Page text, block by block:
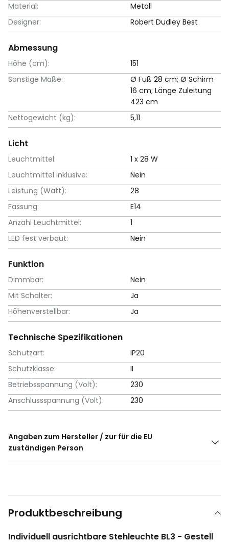
Material:
Metall
Designer:
Robert Dudley Best
Abmessung
Höhe (cm):
151
Sonstige Maße:
Ø Fuß 28 cm; Ø Schirm
16 cm; Länge Zuleitung
423 cm
Nettogewicht (kg):
5,11
Licht
Leuchtmittel:
1 x 28 W
Leuchtmittel inklusive:
Nein
Leistung (Watt):
28
Fassung:
E14
Anzahl Leuchtmittel:
1
LED fest verbaut:
Nein
Funktion
Dimmbar:
Nein
Mit Schalter:
Ja
Höhenverstellbar:
Ja
Technische Spezifikationen
Schutzart:
IP20
Schutzklasse:
II
Betriebsspannung (Volt):
230
Anschlussspannung (Volt):
230
Angaben zum Hersteller / zur für die EU
zuständigen Person
Produktbeschreibung
Individuell ausrichtbare Stehleuchte BL3 - Gestell